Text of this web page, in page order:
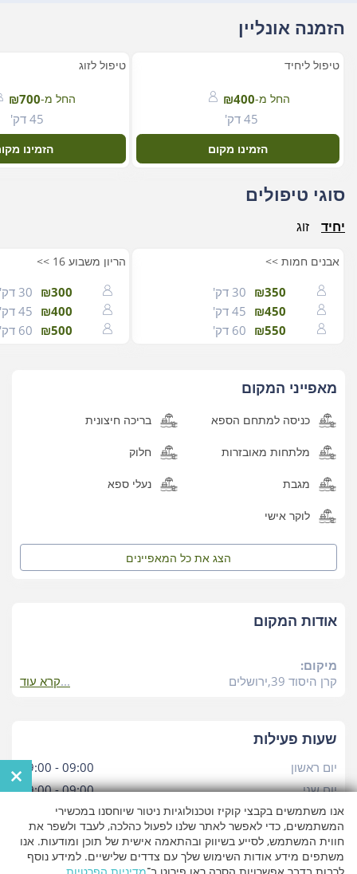
הזמנה אונליין
טיפול ליחיד
החל מ-₪400
45 דק'
הזמינו מקום
טיפול לזוג
החל מ-₪700
45 דק'
הזמינו
סוגי טיפולים
יחיד זוג
אבנים חמות >>
₪350 30 דק'
₪450 45 דק'
₪550 60 דק'
הריון משבוע 16 >>
₪300 30 דק'
₪400 45 דק'
₪500 60 דק'
מאפייני המקום
כניסה למתחם הספא בריכה חיצונית
מלתחות מאובזרות חלוק
מגבת נעלי ספא
לוקר אישי
הצג את כל המאפיינים
אודות המקום
מיקום:
קרן היסוד 39,ירושלים
קרא עוד
שעות פעילות
יום ראשון
09:00 - 19:00
יום שני
09:00 - 19:00
יום שלישי
09:00 - 19:00
יום רביעי
09:00 - 19:00
יום חמישי
09:00 - 19:00
×
אנו משתמשים בקבצי קוקיז וטכנולוגיות ניטור שיוחסנו במכשירי
המשתמשים, כדי לאפשר לאתר שלנו לפעול כהלכה, לעבד ולשפר את
חווית המשתמש, לסייע בשיווק ובהתאמה אישית של תוכן ומודעות. אנו
משתפים מידע אודות השימוש שלך עם צדדים שלישיים. למידע נוסף